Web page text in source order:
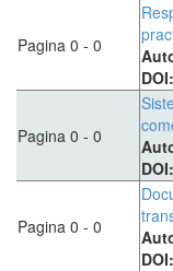
Pagina 0 - 0
DOI:
Pagina 0 - 0
DOI:
Pagina 0 - 0
DOI: